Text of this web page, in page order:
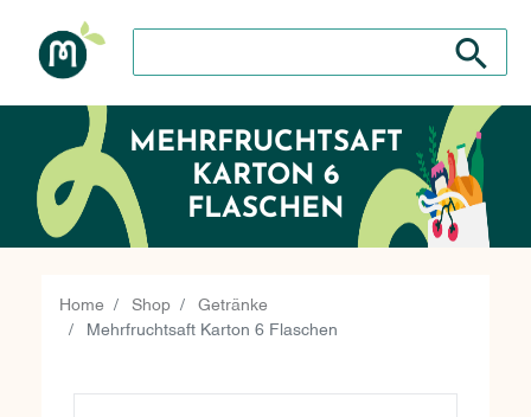
Search
MEHRFRUCHTSAFT
KARTON 6
FLASCHEN
Home Shop Getränke
Mehrfruchtsaft Karton 6 Flaschen